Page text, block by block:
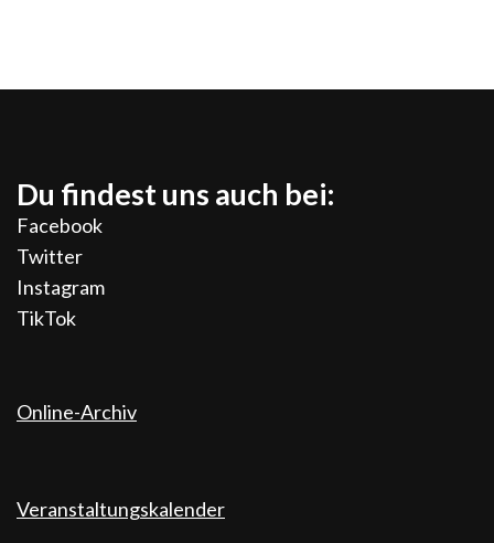
Du findest uns auch bei:
Facebook
Twitter
Instagram
TikTok
Online-Archiv
Veranstaltungskalender